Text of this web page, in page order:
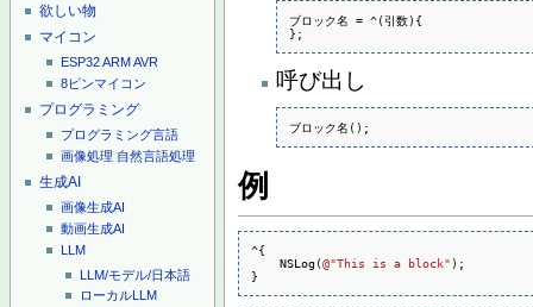
欲しい物
マイコン
ESP32ARMAVR
8ピンマイコン
プログラミング
プログラミング言語
画像処理 自然言語処理
生成AI
画像生成AI
動画生成AI
LLM
LLM/モデル/日本語
ローカルLLM
ブロック名 = ^(引数) {
} ;
呼び出し
ブロック名 ( ) ;
例
^{
    NSLog
(@"This is a block" )
}